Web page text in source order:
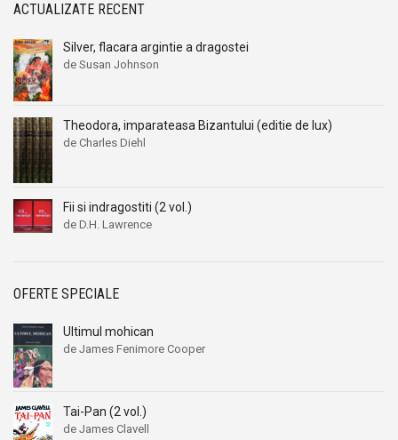
ACTUALIZATE RECENT
Silver, flacara argintie a dragostei
de Susan Johnson
Theodora, imparateasa Bizantului (editie de lux)
de Charles Diehl
Fii si indragostiti (2 vol.)
de D.H. Lawrence
OFERTE SPECIALE
Ultimul mohican
de James Fenimore Cooper
Tai-Pan (2 vol.)
de James Clavell